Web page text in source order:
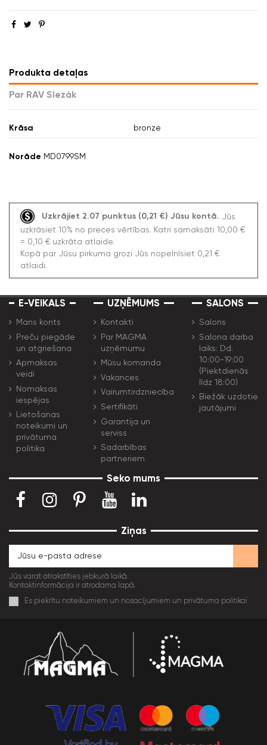
Produkta detaļas
Par RAV Slezák
Krāsa bronze
Norāde MD0799SM
Uzkrājiet 2.07 punktus (0,21 €) Jūsu kontā. Jūs
uzkrāsiet 10% no preces vērtības. Katri samaksāti 10,00 €
= 0,10 € uzkrāta atlaide.
Kopā par Jūsu pirkuma grozi Jūs nopelnīsiet 0,21 €
atlaidi.
E-VEIKALS
Mans konts
Preču piegāde
un atgriešana
Apmaksas
veidi
Nomaksas
iespējas
Lietošanas
noteikumi un
privātuma
politika
UZŅĒMUMS
Kontakti
Par MAGMA
uzņēmumu
Mūsu komanda
Vakances
Vairumtirdzniecība
Sertifikāti
Garantija un
serviss
Sadarbības
partneriem
SALONS
Salons
Salona darba
laiks: Dd.
10:00-19:00
(Piektdienās
līdz 18:00)
Biežāk uzdotie
jautājumi
Seko mums
Ziņas
Jūs varat atrakstīties jebkurā laikā.
Kontaktinformācija ir atrodama lapā.
Es piekrītu noteikumiem un nosacījumiem un privātuma politikai